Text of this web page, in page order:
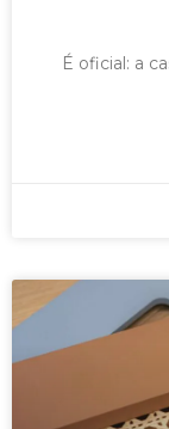
É oficial: a